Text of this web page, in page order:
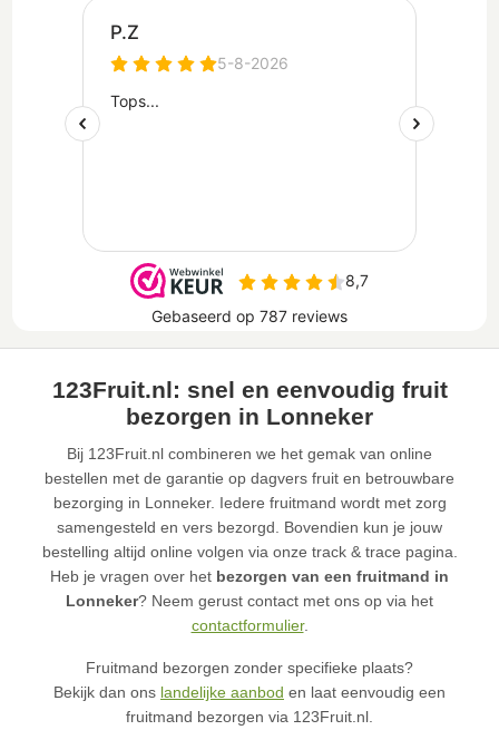
123Fruit.nl: snel en eenvoudig fruit
bezorgen in Lonneker
Bij 123Fruit.nl combineren we het gemak van online
bestellen met de garantie op dagvers fruit en betrouwbare
bezorging in Lonneker. Iedere fruitmand wordt met zorg
samengesteld en vers bezorgd. Bovendien kun je jouw
bestelling altijd online volgen via onze track & trace pagina.
Heb je vragen over het bezorgen van een fruitmand in
Lonneker? Neem gerust contact met ons op via het
contactformulier.
Fruitmand bezorgen zonder specifieke plaats?
Bekijk dan ons landelijke aanbod en laat eenvoudig een
fruitmand bezorgen via 123Fruit.nl.